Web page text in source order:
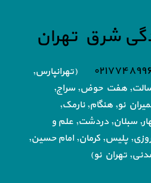
شرق تهران
(تهرانپارس,
هفت حوض, سراج,
نو, هنگام, نارمک,
سبلان, دردشت, علم و
پلیس, کرمان, امام حسین,
تهران نو)